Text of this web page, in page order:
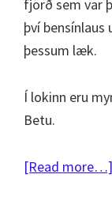
fjörð sem var
því
þessum læk.
Í lokinn eru
Betu.
[Read more…]